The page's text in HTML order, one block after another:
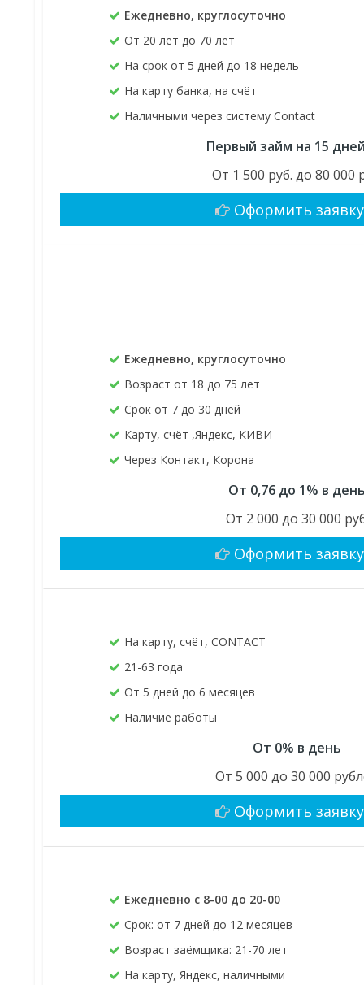
Ежедневно, круглосуточно
От 20 лет до 70 лет
На срок от 5 дней до 18 недель
На карту банка, на счёт
Наличными через систему Contact
Первый займ на 15
От 1 500 руб. до 80 000
Оформить заявку
Ежедневно, круглосуточно
Возраст от 18 до 75 лет
Срок от 7 до 30 дней
Карту, счёт ,Яндекс, КИВИ
Через Контакт, Корона
От 0,76 до 1% в
От 2 000 до 30 000
Оформить заявку
На карту, счёт, CONTACT
21-63 года
От 5 дней до 6 месяцев
Наличие работы
От 0% в день
От 5 000 до 30 000
Оформить заявку
Ежедневно с 8-00 до 20-00
Срок: от 7 дней до 12 месяцев
Возраст заёмщика: 21-70 лет
На карту, Яндекс, наличными